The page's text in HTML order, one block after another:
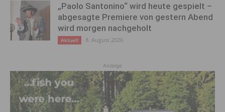
„Paolo Santonino“ wird heute gespielt –
abgesagte Premiere von gestern Abend
wird morgen nachgeholt
Aktuell 8. August 2026
Anzeige